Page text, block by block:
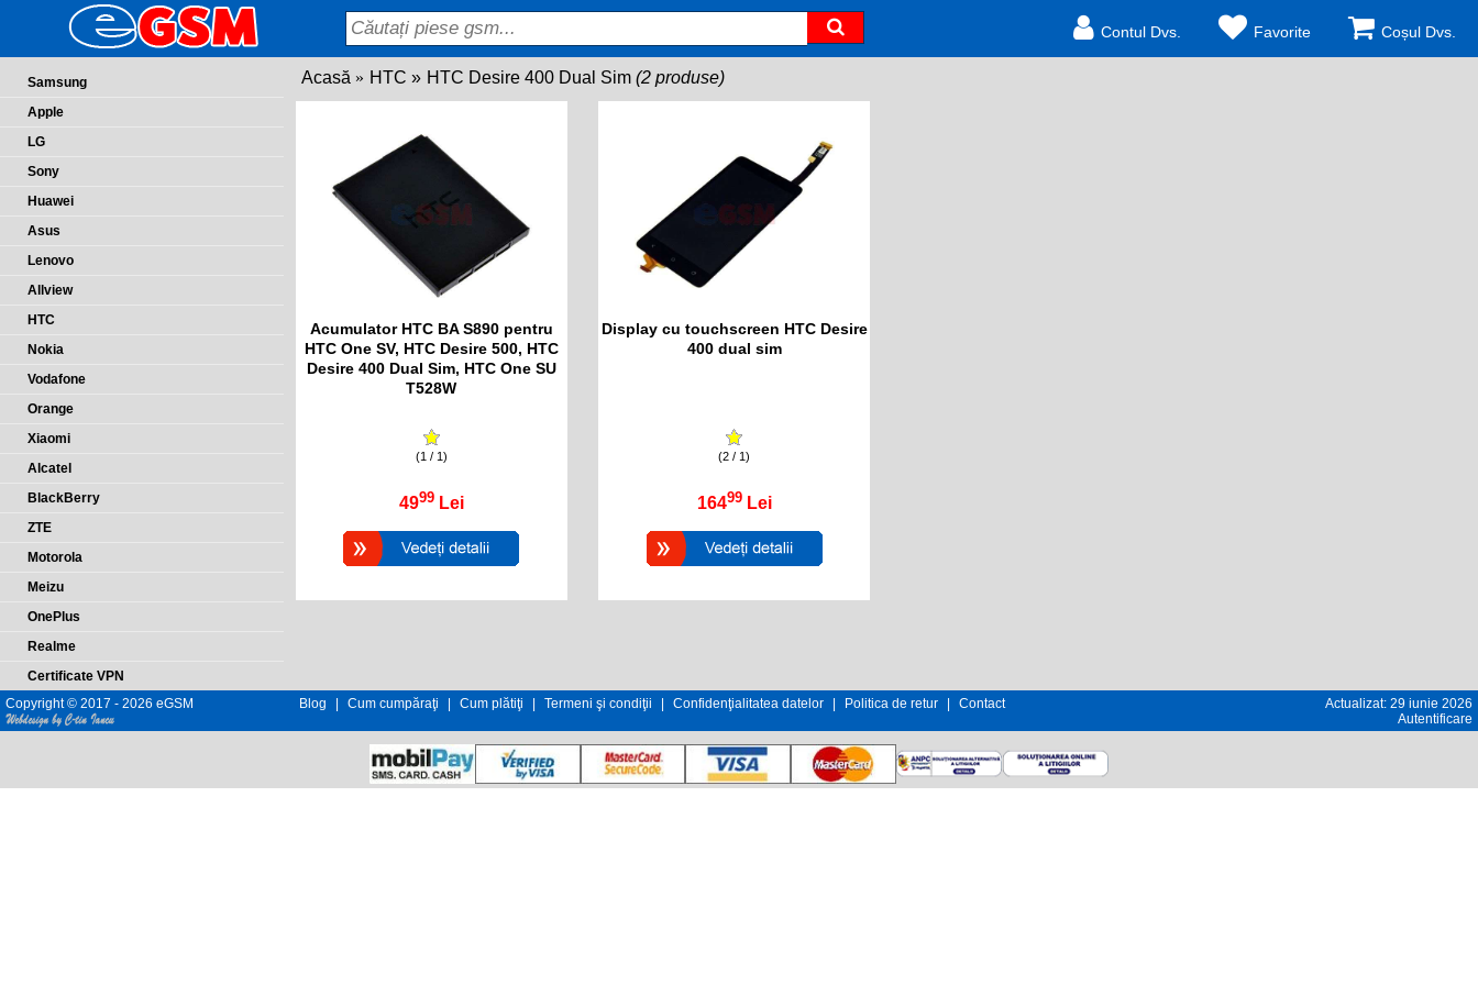
Contul Dvs. Favorite Coșul Dvs.
Samsung
Apple
LG
Sony
Huawei
Asus
Lenovo
Allview
HTC
Nokia
Vodafone
Orange
Xiaomi
Alcatel
BlackBerry
ZTE
Motorola
Meizu
OnePlus
Realme
Certificate VPN
Acasă HTC HTC Desire 400 Dual Sim (2 produse)
Acumulator HTC BA S890 pentru
HTC One SV, HTC Desire 500, HTC
Desire 400 Dual Sim, HTC One SU
T528W
(1 / 1)
4999 Lei
Display cu touchscreen HTC Desire
400 dual sim
(2 / 1)
16499 Lei
Copyright © 2017 - 2026 eGSM Blog Cum cumpăraţi Cum plătiţi Termeni şi condiţii Confidenţialitatea datelor Politica de retur Contact
Actualizat: 29 iunie 2026
Autentificare